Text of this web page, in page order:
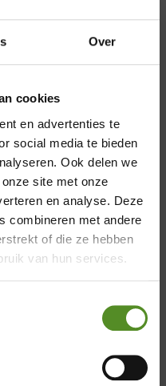
Over
cookies
en advertenties te
social media te bieden
Ook delen we
site met onze
en analyse. Deze
combineren met andere
of die ze hebben
van hun services.
kern aanpasbaar